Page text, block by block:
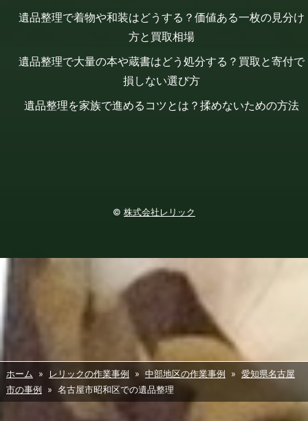
遺品整理で着物や和装はどうする？価値ある一枚の見分け
方と買取相場
遺品整理で大量の本や蔵書はどう処分する？買取と寄付で
損しない選び方
遺品整理を家族で進めるコツとは？揉めないための方法
© 株式会社レリック
ホーム » レリックの作業事例 » 中部地区の作業事例 » 愛知県名古屋
市の事例
» 名古屋市昭和区での遺品整理